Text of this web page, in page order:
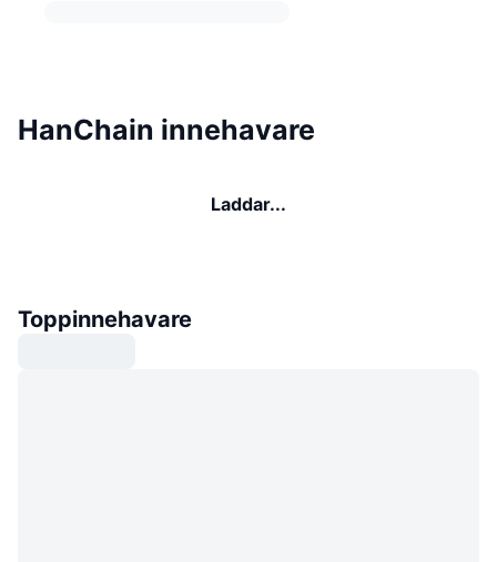
HanChain innehavare
Laddar...
Toppinnehavare